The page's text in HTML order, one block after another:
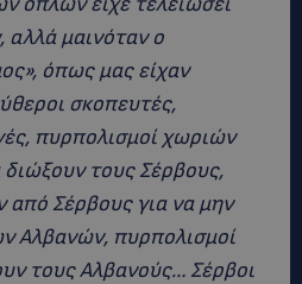
αλλά μαινόταν ο
όπως μας είχαν
σκοπευτές,
πυρπολισμοί χωριών
τους Σέρβους,
από Σέρβους για να μην
Αλβανών, πυρπολισμοί
τους Αλβανούς… Σέρβοι